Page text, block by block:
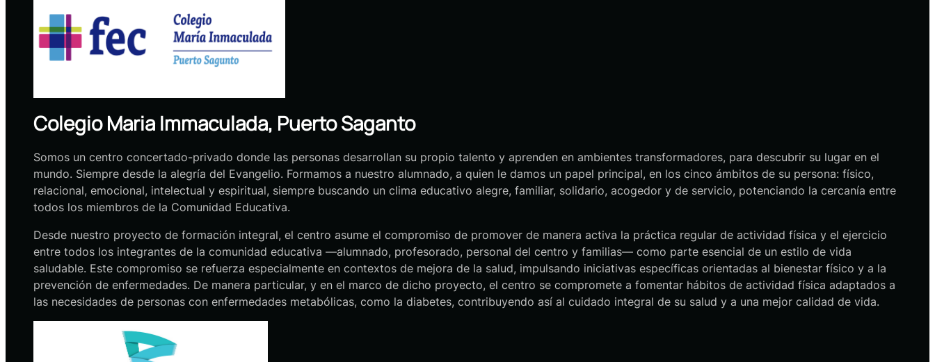
Colegio Maria Immaculada, Puerto Saganto
Somos un centro concertado-privado donde las personas desarrollan su propio talento y aprenden en ambientes transformadores, para descubrir su lugar en el
mundo. Siempre desde la alegría del Evangelio. Formamos a nuestro alumnado, a quien le damos un papel principal, en los cinco ámbitos de su persona: físico,
relacional, emocional, intelectual y espiritual, siempre buscando un clima educativo alegre, familiar, solidario, acogedor y de servicio, potenciando la cercanía entre
todos los miembros de la Comunidad Educativa.
Desde nuestro proyecto de formación integral, el centro asume el compromiso de promover de manera activa la práctica regular de actividad física y el ejercicio
entre todos los integrantes de la comunidad educativa —alumnado, profesorado, personal del centro y familias— como parte esencial de un estilo de vida
saludable. Este compromiso se refuerza especialmente en contextos de mejora de la salud, impulsando iniciativas específicas orientadas al bienestar físico y a la
prevención de enfermedades. De manera particular, y en el marco de dicho proyecto, el centro se compromete a fomentar hábitos de actividad física adaptados a
las necesidades de personas con enfermedades metabólicas, como la diabetes, contribuyendo así al cuidado integral de su salud y a una mejor calidad de vida.